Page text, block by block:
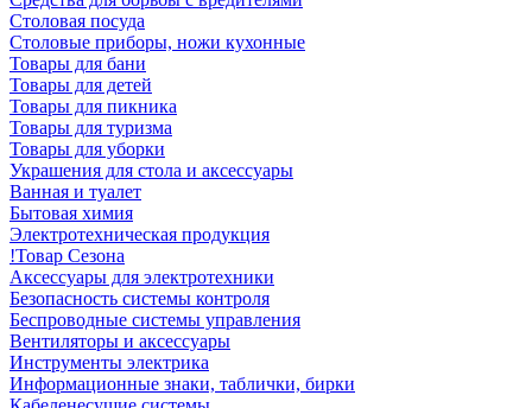
Столовая посуда
Столовые приборы, ножи кухонные
Товары для бани
Товары для детей
Товары для пикника
Товары для туризма
Товары для уборки
Украшения для стола и аксессуары
Ванная и туалет
Бытовая химия
Электротехническая продукция
!Товар Сезона
Аксессуары для электротехники
Безопасность системы контроля
Беспроводные системы управления
Вентиляторы и аксессуары
Инструменты электрика
Информационные знаки, таблички, бирки